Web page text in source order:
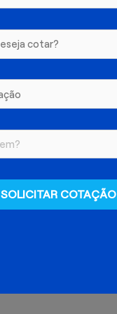
SOLICITAR COTAÇÃO